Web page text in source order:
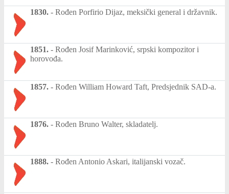
1830. - Rođen Porfirio Dijaz, meksički general i državnik.
1851. - Rođen Josif Marinković, srpski kompozitor i
horovođa.
1857. - Rođen William Howard Taft, Predsjednik SAD-a.
1876. - Rođen Bruno Walter, skladatelj.
1888. - Rođen Antonio Askari, italijanski vozač.